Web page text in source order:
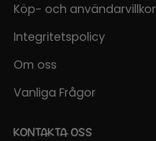
Köp- och användarvillkor
Integritetspolicy
Om oss
Vanliga Frågor
KONTAKTA OSS